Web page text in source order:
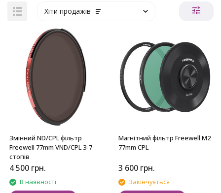
Хіти продажів
Змінний ND/CPL фільтр
Freewell 77mm VND/CPL 3-7
стопів
4 500 грн.
В наявності
Магнітний фільтр Freewell M2
77mm CPL
3 600 грн.
Закінчується